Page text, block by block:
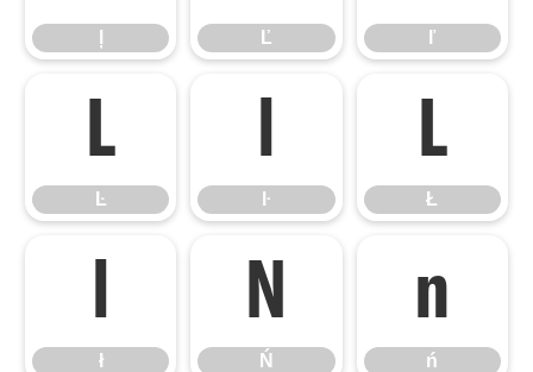
Ľ ľ
Ŀ
Ŀ
ŀ
ŀ
Ł
Ł
ł
ł
Ń
Ń
ń
ń